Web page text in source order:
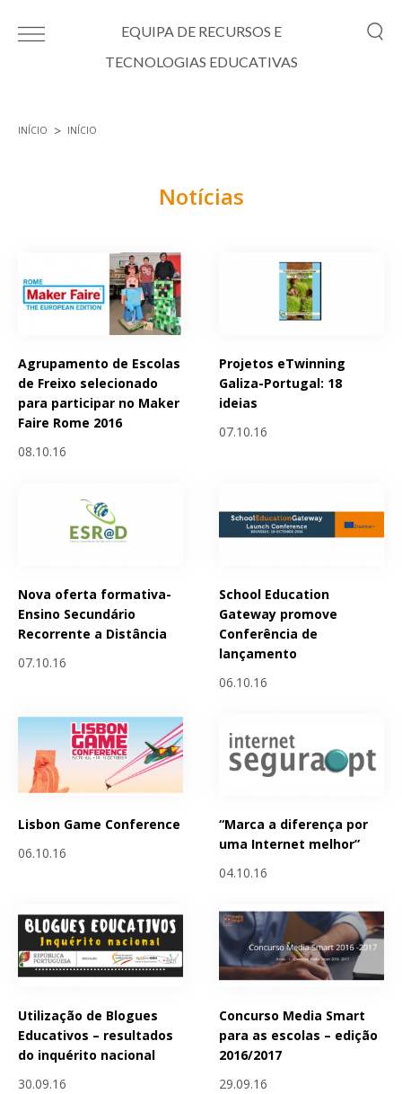
EQUIPA DE RECURSOS E
TECNOLOGIAS EDUCATIVAS
INÍCIO INÍCIO
Notícias
Agrupamento de Escolas
de Freixo selecionado
para participar no Maker
Faire Rome 2016
08.10.16
Projetos eTwinning
Galiza-Portugal: 18
ideias
07.10.16
Nova oferta formativa-
Ensino Secundário
Recorrente a Distância
07.10.16
School Education
Gateway promove
Conferência de
lançamento
06.10.16
Lisbon Game Conference
06.10.16
“Marca a diferença por
uma Internet melhor”
04.10.16
Utilização de Blogues
Educativos – resultados
do inquérito nacional
30.09.16
Concurso Media Smart
para as escolas – edição
2016/2017
29.09.16
Páginas